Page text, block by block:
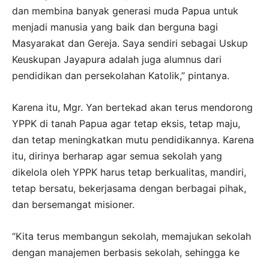
dan membina banyak generasi muda Papua untuk
menjadi manusia yang baik dan berguna bagi
Masyarakat dan Gereja. Saya sendiri sebagai Uskup
Keuskupan Jayapura adalah juga alumnus dari
pendidikan dan persekolahan Katolik,” pintanya.
Karena itu, Mgr. Yan bertekad akan terus mendorong
YPPK di tanah Papua agar tetap eksis, tetap maju,
dan tetap meningkatkan mutu pendidikannya. Karena
itu, dirinya berharap agar semua sekolah yang
dikelola oleh YPPK harus tetap berkualitas, mandiri,
tetap bersatu, bekerjasama dengan berbagai pihak,
dan bersemangat misioner.
“Kita terus membangun sekolah, memajukan sekolah
dengan manajemen berbasis sekolah, sehingga ke